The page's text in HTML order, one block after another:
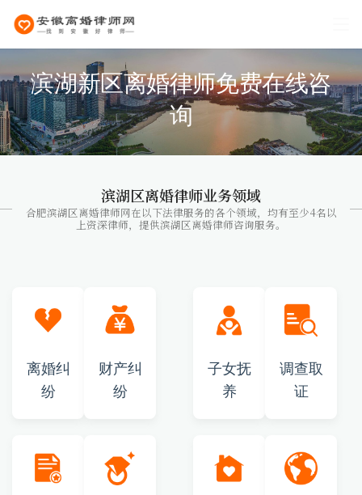
滨湖新区离婚律师免费在线咨
询
滨湖区离婚律师业务领域
合肥滨湖区离婚律师网在以下法律服务的各个领域，均有至少4名以
上资深律师，提供滨湖区离婚律师咨询服务。
离婚纠
纷
财产纠
纷
子女抚
养
调查取
证